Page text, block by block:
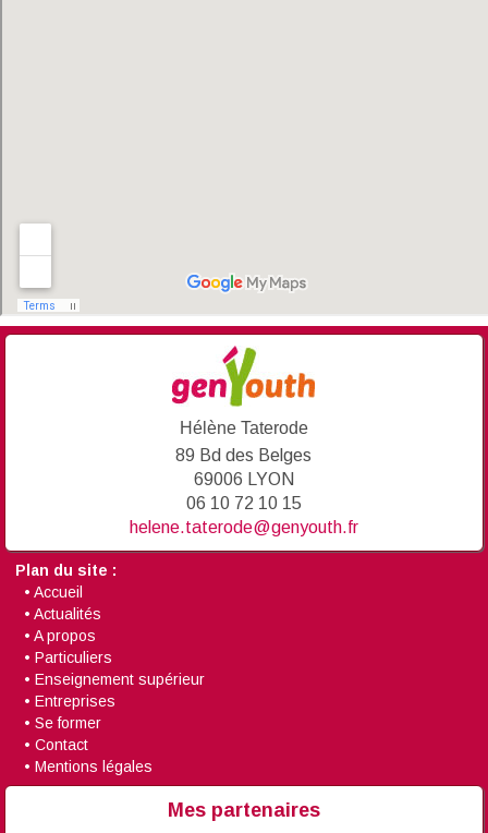
Hélène Taterode
89 Bd des Belges
69006 LYON
06 10 72 10 15
helene.taterode@genyouth.fr
Plan du site :
•Accueil
•Actualités
•A propos
•Particuliers
•Enseignement supérieur
•Entreprises
•Se former
•Contact
•Mentions légales
Mes partenaires